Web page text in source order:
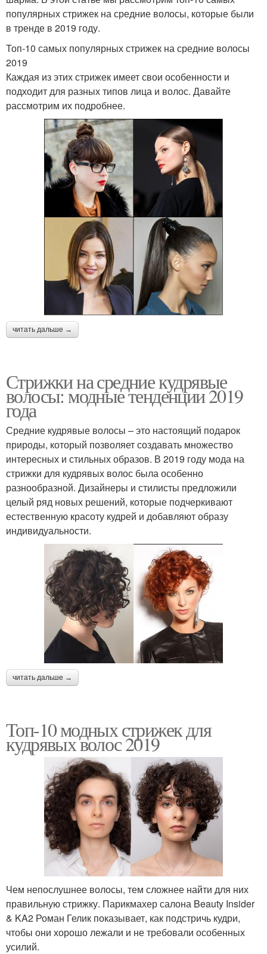
популярных стрижек на средние волосы, которые были
в тренде в 2019 году.
Топ-10 самых популярных стрижек на средние волосы
2019
Каждая из этих стрижек имеет свои особенности и
подходит для разных типов лица и волос. Давайте
рассмотрим их подробнее.
читать дальше →
Стрижки на средние кудрявые
волосы: модные тенденции 2019
года
Средние кудрявые волосы – это настоящий подарок
природы, который позволяет создавать множество
интересных и стильных образов. В 2019 году мода на
стрижки для кудрявых волос была особенно
разнообразной. Дизайнеры и стилисты предложили
целый ряд новых решений, которые подчеркивают
естественную красоту кудрей и добавляют образу
индивидуальности.
читать дальше →
Топ-10 модных стрижек для
кудрявых волос 2019
Чем непослушнее волосы, тем сложнее найти для них
правильную стрижку. Парикмахер салона Beauty Insider
& KA2 Роман Гелик показывает, как подстричь кудри,
чтобы они хорошо лежали и не требовали особенных
усилий.